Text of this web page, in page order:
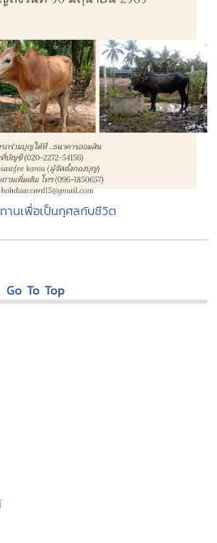
านเพื่อเป็นกุศลกับชีวิต
Go To Top